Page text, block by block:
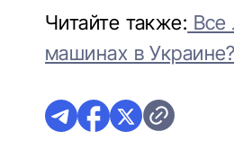
Читайте также: Все
машинах в Украине?